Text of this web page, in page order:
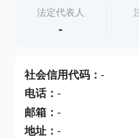
查产地
法定代表人
-
社会信用代码： -
电话： -
邮箱： -
地址： -